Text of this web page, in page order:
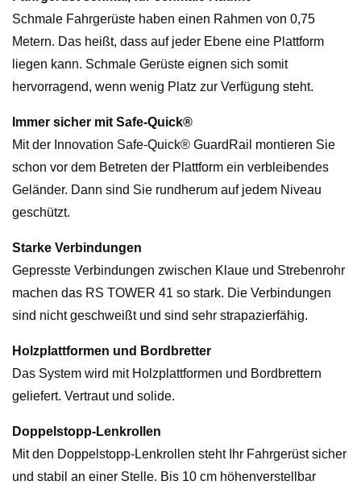
Schmale Fahrgerüste haben einen Rahmen von 0,75
Metern. Das heißt, dass auf jeder Ebene eine Plattform
liegen kann. Schmale Gerüste eignen sich somit
hervorragend, wenn wenig Platz zur Verfügung steht.
Immer sicher mit Safe-Quick®
Mit der Innovation Safe-Quick® GuardRail montieren Sie
schon vor dem Betreten der Plattform ein verbleibendes
Geländer. Dann sind Sie rundherum auf jedem Niveau
geschützt.
Starke Verbindungen
Gepresste Verbindungen zwischen Klaue und Strebenrohr
machen das RS TOWER 41 so stark. Die Verbindungen
sind nicht geschweißt und sind sehr strapazierfähig.
Holzplattformen und Bordbretter
Das System wird mit Holzplattformen und Bordbrettern
geliefert. Vertraut und solide.
Doppelstopp-Lenkrollen
Mit den Doppelstopp-Lenkrollen steht Ihr Fahrgerüst sicher
und stabil an einer Stelle. Bis 10 cm höhenverstellbar